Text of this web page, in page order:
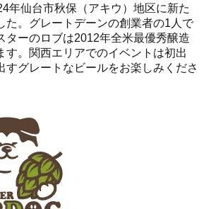
年仙台市秋保（アキウ）地区に新た
た。グレートデーンの創業者の1人で
ターのロブは2012年全米最優秀醸造
す。関西エリアでのイベントは初出
すグレートなビールをお楽しみくださ